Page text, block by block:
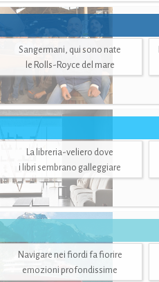
Sangermani, qui sono nate
le Rolls-Royce del mare
La libreria-veliero dove
i libri sembrano galleggiare
Navigare nei fiordi fa fiorire
emozioni profondissime